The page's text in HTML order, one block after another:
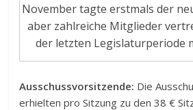
November tagte erstmals der
aber zahlreiche Mitglieder
der letzten Legislaturperiode
Ausschussvorsitzende: Die
erhielten pro Sitzung zu den 38 €